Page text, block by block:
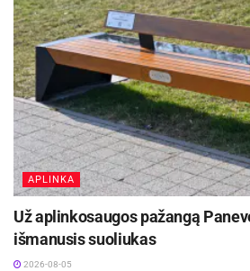
Šaltinis: Panevėžio miesto savivaldybė
Žymos: Panevėžio miesto savivaldybė
APLINKA
Už aplinkosaugos pažangą
išmanusis suoliukas
2026-08-05